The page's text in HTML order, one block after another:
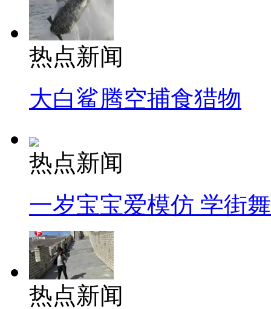
热点新闻
大白鲨腾空捕食猎物
热点新闻
一岁宝宝爱模仿 学街
热点新闻